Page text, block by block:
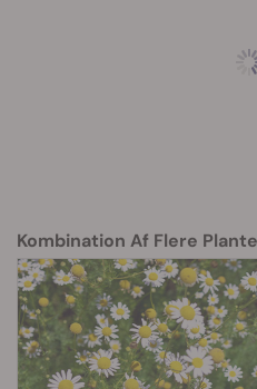
Kombination Af Flere